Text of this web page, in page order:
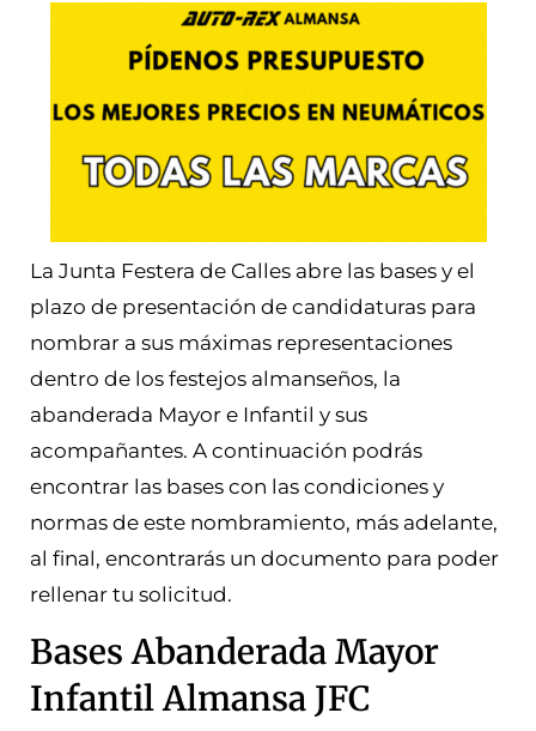
La Junta Festera de Calles abre las bases y el
plazo de presentación de candidaturas para
nombrar a sus máximas representaciones
dentro de los festejos almanseños, la
abanderada Mayor e Infantil y sus
acompañantes. A continuación podrás
encontrar las bases con las condiciones y
normas de este nombramiento, más adelante,
al final, encontrarás un documento para poder
rellenar tu solicitud.
Bases Abanderada Mayor
Infantil Almansa JFC